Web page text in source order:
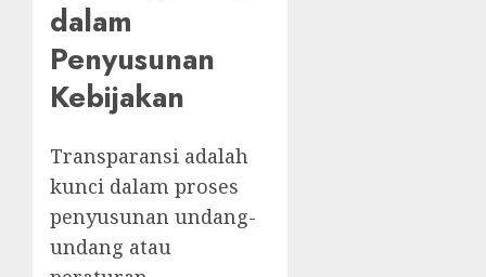
dalam
Penyusunan
Kebijakan
Transparansi adalah
kunci dalam proses
penyusunan undang-
undang atau